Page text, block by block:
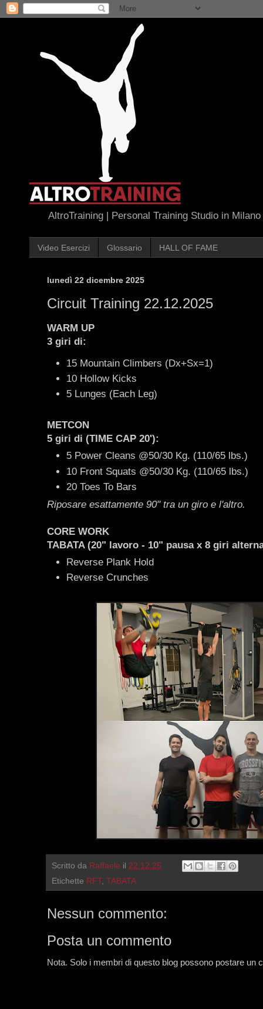
AltroTraining | Personal Training Studio in Milano
Video Esercizi Glossario HALL OF FAME
lunedì 22 dicembre 2025
Circuit Training 22.12.2025
WARM UP
3 giri di:
15 Mountain Climbers (Dx+Sx=1)
10 Hollow Kicks
5 Lunges (Each Leg)
METCON
5 giri di (TIME CAP 20'):
5 Power Cleans @50/30 Kg. (110/65 lbs.)
10 Front Squats @50/30 Kg. (110/65 lbs.)
20 Toes To Bars
Riposare esattamente 90" tra un giro e l'altro.
CORE WORK
TABATA (20" lavoro - 10" pausa x 8 giri
Reverse Plank Hold
Reverse Crunches
Scritto da Raffaele il 22.12.25
Etichette RFT, TABATA
Nessun commento:
Posta un commento
Nota. Solo i membri di questo blog possono postare un